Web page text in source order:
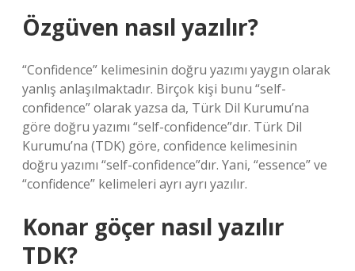
Özgüven nasıl yazılır?
“Confidence” kelimesinin doğru yazımı yaygın olarak
yanlış anlaşılmaktadır. Birçok kişi bunu “self-
confidence” olarak yazsa da, Türk Dil Kurumu’na
göre doğru yazımı “self-confidence”dır. Türk Dil
Kurumu’na (TDK) göre, confidence kelimesinin
doğru yazımı “self-confidence”dır. Yani, “essence” ve
“confidence” kelimeleri ayrı ayrı yazılır.
Konar göçer nasıl yazılır
TDK?